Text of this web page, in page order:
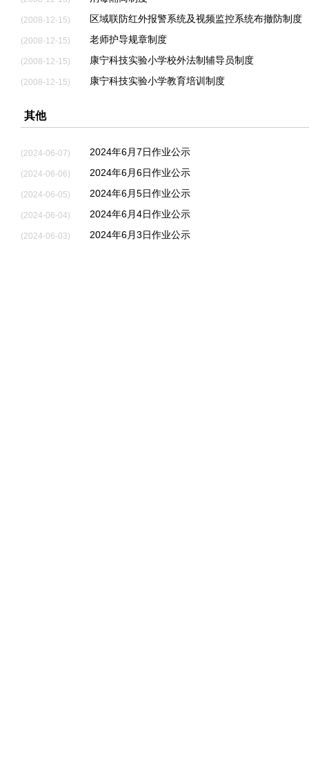
区域联防红外报警系统及视频监控系统布撤防制度
(2008-12-15)
老师护导规章制度
(2008-12-15)
康宁科技实验小学校外法制辅导员制度
(2008-12-15)
康宁科技实验小学教育培训制度
(2008-12-15)
其他
2024年6月7日作业公示
(2024-06-07)
2024年6月6日作业公示
(2024-06-06)
2024年6月5日作业公示
(2024-06-05)
2024年6月4日作业公示
(2024-06-04)
2024年6月3日作业公示
(2024-06-03)